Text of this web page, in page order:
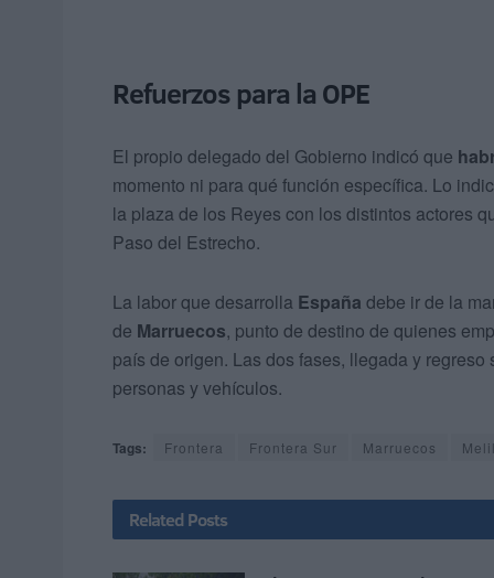
Refuerzos para la OPE
El propio delegado del Gobierno indicó que
momento ni para qué función específica. Lo
la plaza de los Reyes con los distintos actores
Paso del Estrecho.
La labor que desarrolla España debe ir de la
de Marruecos, punto de destino de quienes
país de origen. Las dos fases, llegada y
personas y vehículos.
Tags: Frontera Frontera Sur Marruecos
Related Posts